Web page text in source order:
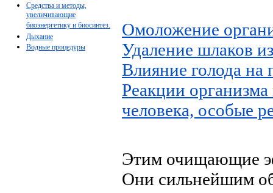
Омоложение
Удаление шлаков
Влияние голода на
Реакции
человека, особые
Этим очищающие
Они сильнейшим
Средства и методы,
увеличивающие
биоэнергетику и биосинтез.
Дыхание
Водные процедуры